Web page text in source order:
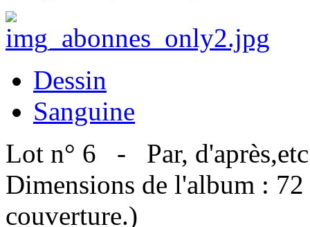
Dessin
Sanguine
Lot n° 6 - Par,
Dimensions de l'album :
couverture.)